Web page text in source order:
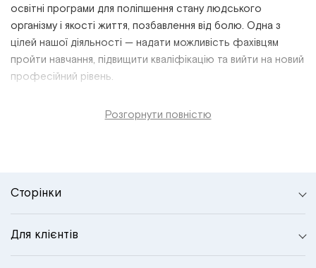
освітні програми для поліпшення стану людського
організму і якості життя, позбавлення від болю. Одна з
цілей нашої діяльності — надати можливість фахівцям
пройти навчання, підвищити кваліфікацію та вийти на новий
професійний рівень.
Розгорнути повністю
Сторінки
Для клієнтів